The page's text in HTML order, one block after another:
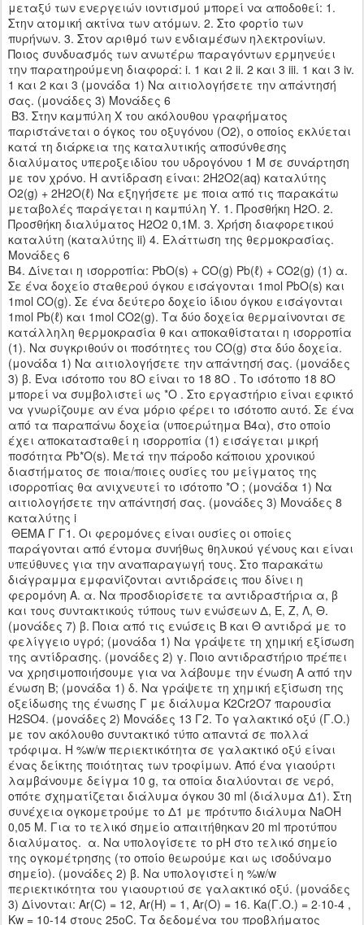
μεταξύ των ενεργειών ιοντισμού μπορεί να αποδοθεί: 1.
Στην ατομική ακτίνα των ατόμων. 2. Στο φορτίο των
πυρήνων. 3. Στον αριθμό των ενδιαμέσων ηλεκτρονίων.
Ποιος συνδυασμός των ανωτέρω παραγόντων ερμηνεύει
την παρατηρούμενη διαφορά: i. 1 και 2 ii. 2 και 3 iii. 1 και 3 iv.
1 και 2 και 3 (μονάδα 1) Να αιτιολογήσετε την απάντησή
σας. (μονάδες 3) Μονάδες 6
Β3. Στην καμπύλη Χ του ακόλουθου γραφήματος
παριστάνεται ο όγκος του οξυγόνου (Ο2), ο οποίος εκλύεται
κατά τη διάρκεια της καταλυτικής αποσύνθεσης
διαλύματος υπεροξειδίου του υδρογόνου 1 Μ σε συνάρτηση
με τον χρόνο. Η αντίδραση είναι: 2Η2Ο2(aq) καταλύτης
Ο2(g) + 2Η2Ο(ℓ) Να εξηγήσετε με ποια από τις παρακάτω
μεταβολές παράγεται η καμπύλη Υ. 1. Προσθήκη Η2Ο. 2.
Προσθήκη διαλύματος Η2Ο2 0,1Μ. 3. Χρήση διαφορετικού
καταλύτη (καταλύτης ii) 4. Ελάττωση της θερμοκρασίας.
Μονάδες 6
Β4. Δίνεται η ισορροπία: PbO(s) + CO(g) Pb(ℓ) + CO2(g) (1) α.
Σε ένα δοχείο σταθερού όγκου εισάγονται 1mol PbO(s) και
1mol CO(g). Σε ένα δεύτερο δοχείο ίδιου όγκου εισάγονται
1mol Pb(ℓ) και 1mol CO2(g). Τα δύο δοχεία θερμαίνονται σε
κατάλληλη θερμοκρασία θ και αποκαθίσταται η ισορροπία
(1). Να συγκριθούν οι ποσότητες του CO(g) στα δύο δοχεία.
(μονάδα 1) Να αιτιολογήσετε την απάντησή σας. (μονάδες
3) β. Ένα ισότοπο του 8O είναι το 18 8O . Το ισότοπο 18 8O
μπορεί να συμβολιστεί ως *O . Στο εργαστήριο είναι εφικτό
να γνωρίζουμε αν ένα μόριο φέρει το ισότοπο αυτό. Σε ένα
από τα παραπάνω δοχεία (υποερώτημα Β4α), στο οποίο
έχει αποκατασταθεί η ισορροπία (1) εισάγεται μικρή
ποσότητα Pb*O(s). Μετά την πάροδο κάποιου χρονικού
διαστήματος σε ποια/ποιες ουσίες του μείγματος της
ισορροπίας θα ανιχνευτεί το ισότοπο *O ; (μονάδα 1) Να
αιτιολογήσετε την απάντησή σας. (μονάδες 3) Μονάδες 8
καταλύτης i
ΘEΜΑ Γ Γ1. Οι φερομόνες είναι ουσίες οι οποίες
παράγονται από έντομα συνήθως θηλυκού γένους και είναι
υπεύθυνες για την αναπαραγωγή τους. Στο παρακάτω
διάγραμμα εμφανίζονται αντιδράσεις που δίνει η
φερομόνη Α. α. Να προσδιορίσετε τα αντιδραστήρια α, β
και τους συντακτικούς τύπους των ενώσεων Δ, Ε, Ζ, Λ, Θ.
(μονάδες 7) β. Ποια από τις ενώσεις Β και Θ αντιδρά με το
φελίγγειο υγρό; (μονάδα 1) Να γράψετε τη χημική εξίσωση
της αντίδρασης. (μονάδες 2) γ. Ποιο αντιδραστήριο πρέπει
να χρησιμοποιήσουμε για να λάβουμε την ένωση Α από την
ένωση Β; (μονάδα 1) δ. Να γράψετε τη χημική εξίσωση της
οξείδωσης της ένωσης Γ με διάλυμα K2Cr2O7 παρουσία
H2SO4. (μονάδες 2) Μονάδες 13 Γ2. Το γαλακτικό οξύ (Γ.Ο.)
με τον ακόλουθο συντακτικό τύπο απαντά σε πολλά
τρόφιμα. Η %w/w περιεκτικότητα σε γαλακτικό οξύ είναι
ένας δείκτης ποιότητας των τροφίμων. Από ένα γιαούρτι
λαμβάνουμε δείγμα 10 g, τα οποία διαλύονται σε νερό,
οπότε σχηματίζεται διάλυμα όγκου 30 ml (διάλυμα Δ1). Στη
συνέχεια ογκομετρούμε το Δ1 με πρότυπο διάλυμα NaOH
0,05 Μ. Για το τελικό σημείο απαιτήθηκαν 20 ml προτύπου
διαλύματος. α. Να υπολογίσετε το pH στο τελικό σημείο
της ογκομέτρησης (το οποίο θεωρούμε και ως ισοδύναμο
σημείο). (μονάδες 2) β. Να υπολογιστεί η %w/w
περιεκτικότητα του γιαουρτιού σε γαλακτικό οξύ. (μονάδες
3) Δίνονται: Ar(C) = 12, Ar(H) = 1, Ar(O) = 16. Ka(Γ.Ο.) = 2·10-4 ,
Kw = 10-14 στους 25oC. Tα δεδομένα του προβλήματος